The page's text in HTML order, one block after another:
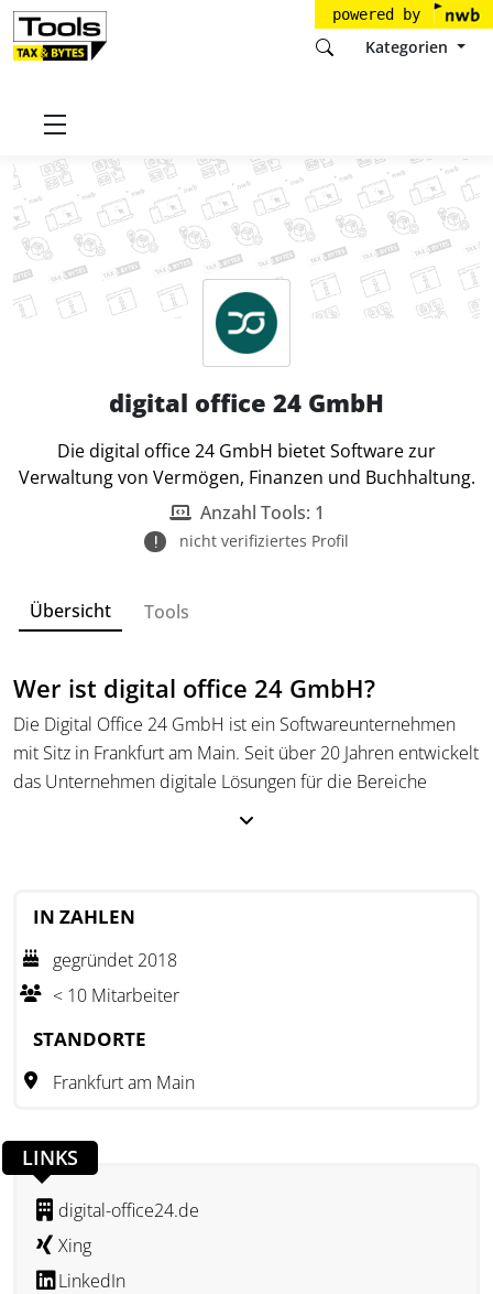
powered by
Kategorien
Startseite
digital office 24 GmbH
Die digital office 24 GmbH bietet Software zur
Verwaltung von Vermögen, Finanzen und Buchhaltung.
Anzahl Tools: 1
nicht verifiziertes Profil
Übersicht Tools
Wer ist digital office 24 GmbH?
Die Digital Office 24 GmbH ist ein Softwareunternehmen
mit Sitz in Frankfurt am Main. Seit über 20 Jahren entwickelt
das Unternehmen digitale Lösungen für die Bereiche
allem wohlhabende Privatpersonen, Selbstständige und
Steuerberater.
Der Fokus des Angebots liegt auf der effizienten und
sicheren Verwaltung von Vermögenswerten sowie dem
Software unterstützt die Zusammenarbeit mit
Prozesse abstimmt und eine reibungslose Kommunikation
ermöglicht. Die Digital Office 24 GmbH arbeitet seit ihrer
Gründung CO2-neutral und verfolgt damit einen
nachhaltigen Ansatz bei der Entwicklung und Bereitstellung
ihrer Lösungen.
IN ZAHLEN
gegründet 2018
< 10 Mitarbeiter
STANDORTE
Frankfurt am Main
LINKS
digital-office24.de
Xing
LinkedIn